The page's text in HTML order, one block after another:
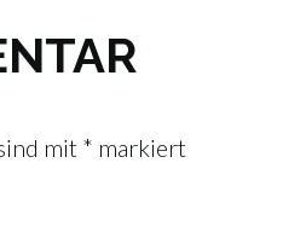
mit * markiert